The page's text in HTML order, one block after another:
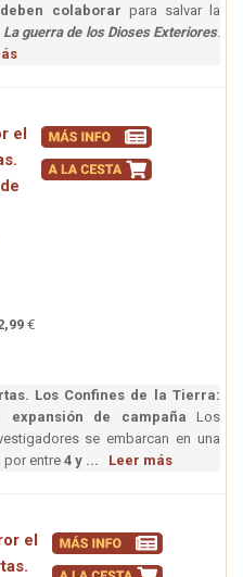
colaborar para salvar la
La guerra de los Dioses Exteriores.
el
€
Los Confines de la Tierra:
expansión de campaña Los
se embarcan en una
por entre 4 y ... Leer más
el